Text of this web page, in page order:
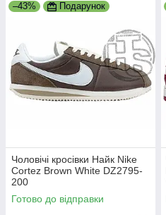
–43% Подарунок
Чоловічі кросівки Найк Nike
Cortez Brown White DZ2795-
200
Готово до відправки